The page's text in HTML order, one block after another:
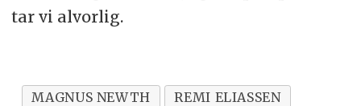
tar vi alvorlig.
MAGNUS NEWTH
REMI ELIASSEN